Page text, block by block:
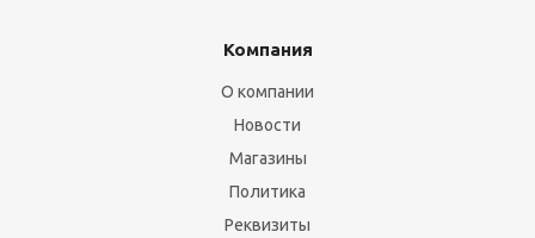
Компания
О компании
Новости
Магазины
Политика
Реквизиты